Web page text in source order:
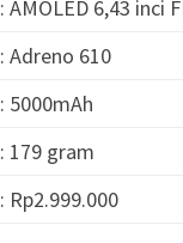
: AMOLED 6,43 inci
: Adreno 610
: 5000mAh
: 179 gram
: Rp2.999.000